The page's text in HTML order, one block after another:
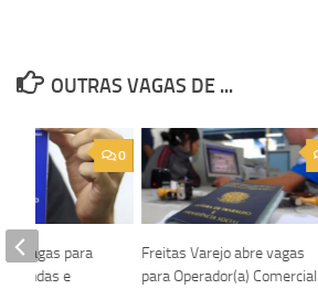
OUTRAS VAGAS DE ...
Freitas Varejo abre vagas
para Operador(a) Comercial
0
vagas para
Vendas e